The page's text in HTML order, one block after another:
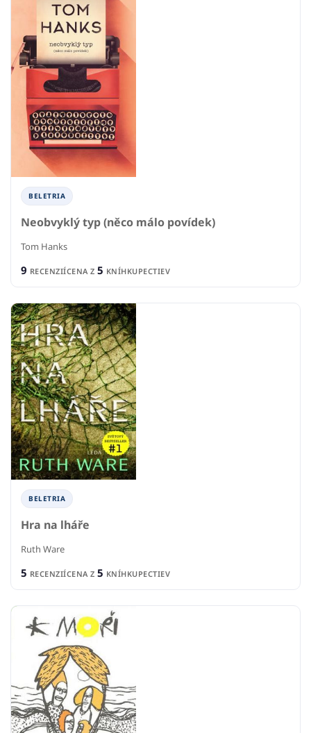
BELETRIA
Neobvyklý typ (něco málo povídek)
Tom Hanks
9 RECENZIÍCENA Z 5 KNÍHKUPECTIEV
BELETRIA
Hra na lháře
Ruth Ware
5 RECENZIÍCENA Z 5 KNÍHKUPECTIEV